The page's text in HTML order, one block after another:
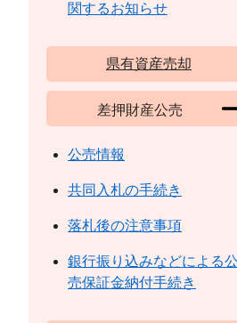
関するお知らせ
県有資産売却
差押財産公売
公売情報
共同入札の手続き
落札後の注意事項
銀行振り込みなどによる
売保証金納付手続き